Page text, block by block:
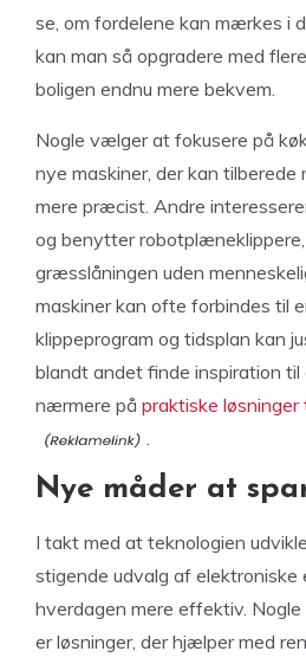
se, om fordelene kan mærkes i
kan man så opgradere med
boligen endnu mere bekvem.
Nogle vælger at fokusere på
nye maskiner, der kan tilberede
mere præcist. Andre
og benytter
græsslåningen uden
maskiner kan ofte forbindes til
klippeprogram og tidsplan kan
blandt andet finde inspiration
nærmere på praktiske løsninger
Nye måder at
I takt med at teknologien
stigende udvalg af elektroniske
hverdagen mere effektiv.
er løsninger, der hjælper med